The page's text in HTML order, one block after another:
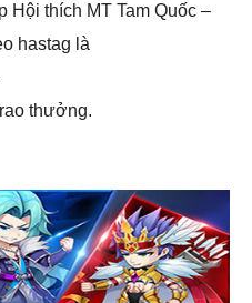
Hội thích MT Tam Quốc –
hastag là
thưởng.